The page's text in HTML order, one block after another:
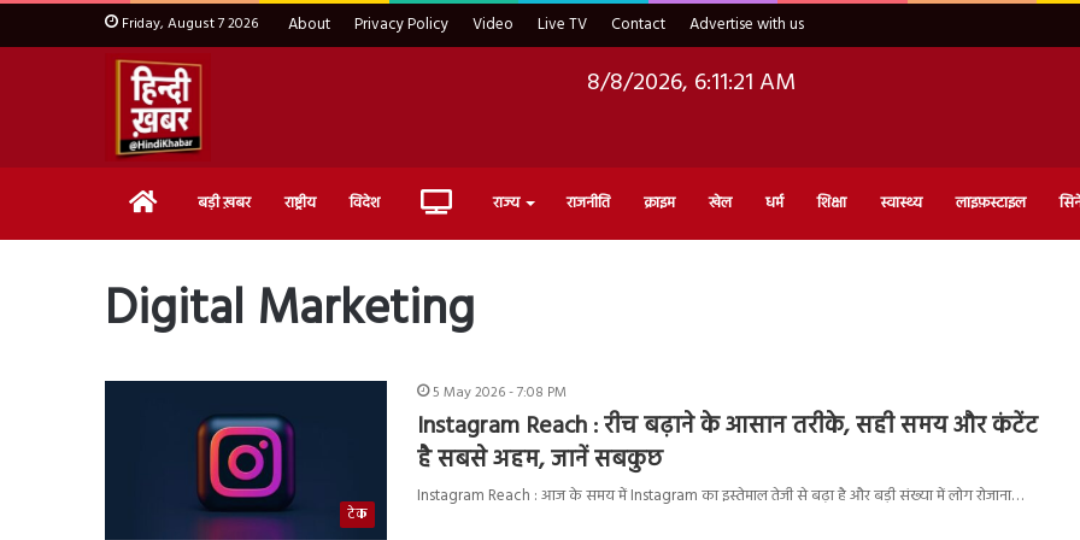
Friday, August 7 2026 About Privacy Policy Video Live TV Contact Advertise with us
8/8/2026, 6:11:22 AM
Home बड़ी ख़बर राष्ट्रीय विदेश Live राज्य राजनीति क्राइम खेल धर्म शिक्षा स्वास्थ्य लाइफ़स्टाइल
Digital Marketing
टेक
5 May 2026 - 7:08 PM
Instagram Reach : रीच बढ़ाने के आसान तरीके, सही समय और कंटेंट
है सबसे अहम, जानें सबकुछ
Instagram Reach : आज के समय में Instagram का इस्तेमाल तेजी से बढ़ा है और बड़ी संख्या में लोग रोजाना…